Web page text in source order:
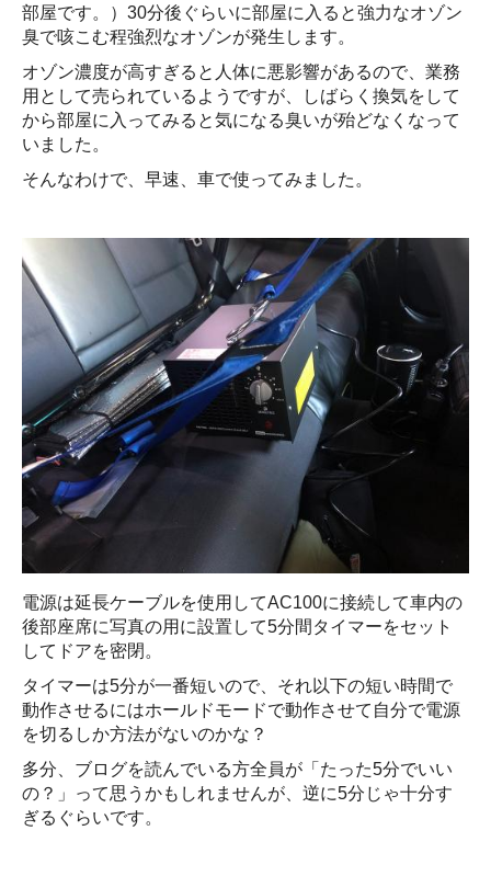
部屋です。）30分後ぐらいに部屋に入ると強力なオゾン
臭で咳こむ程強烈なオゾンが発生します。
オゾン濃度が高すぎると人体に悪影響があるので、業務
用として売られているようですが、しばらく換気をして
から部屋に入ってみると気になる臭いが殆どなくなって
いました。
そんなわけで、早速、車で使ってみました。
電源は延長ケーブルを使用してAC100に接続して車内の
後部座席に写真の用に設置して5分間タイマーをセット
してドアを密閉。
タイマーは5分が一番短いので、それ以下の短い時間で
動作させるにはホールドモードで動作させて自分で電源
を切るしか方法がないのかな？
多分、ブログを読んでいる方全員が「たった5分でいい
の？」って思うかもしれませんが、逆に5分じゃ十分す
ぎるぐらいです。